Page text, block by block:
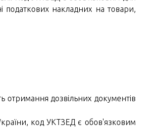
податкових накладних на товари,
отримання дозвільних документів
код УКТЗЕД є обов'язковим